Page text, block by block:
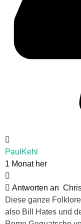
PaulKehl
1 Monat her
Antworten an
Diese ganze
also Bill Hates und